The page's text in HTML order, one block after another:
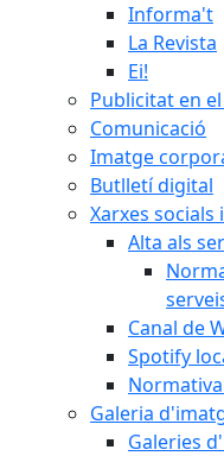
Informa't
La Revista
Ei!
Publicitat en
Comunicació
Imatge
Butlletí digital
Xarxes socials
Alta als
Canal de
Spotify
Galeria
Galeries